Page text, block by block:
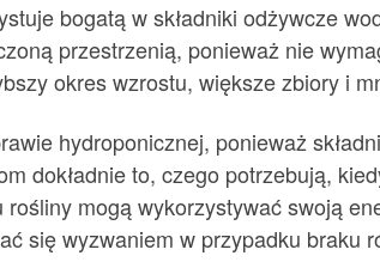
bogatą w składniki odżywcze
przestrzenią, ponieważ nie
okres wzrostu, większe zbiory i
hydroponicznej, ponieważ
dokładnie to, czego potrzebują,
mogą wykorzystywać swoją
się wyzwaniem w przypadku braku